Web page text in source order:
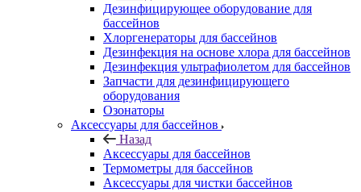
Дезинфицирующее оборудование для
бассейнов
Хлоргенераторы для бассейнов
Дезинфекция на основе хлора для бассейнов
Дезинфекция ультрафиолетом для бассейнов
Запчасти для дезинфицирующего
оборудования
Озонаторы
Аксессуары для бассейнов
Назад
Аксессуары для бассейнов
Термометры для бассейнов
Аксессуары для чистки бассейнов